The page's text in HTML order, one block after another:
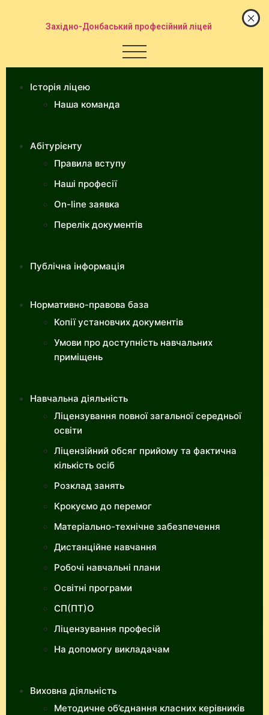
Західно-Донбаський професійний ліцей
Історія ліцею
Наша команда
Абітурієнту
Правила вступу
Наші професії
On-line заявка
Перелік документів
Публічна інформація
Нормативно-правова база
Копії установчих документів
Умови про доступність навчальних
приміщень
Навчальна діяльність
Ліцензування повної загальної середньої
освіти
Ліцензійний обсяг прийому та фактична
кількість осіб
Розклад занять
Крокуємо до перемог
Матеріально-технічне забезпечення
Дистанційне навчання
Робочі навчальні плани
Освітні програми
СП(ПТ)О
Ліцензування професій
На допомогу викладачам
Виховна діяльність
Методичне об’єднання класних керівників